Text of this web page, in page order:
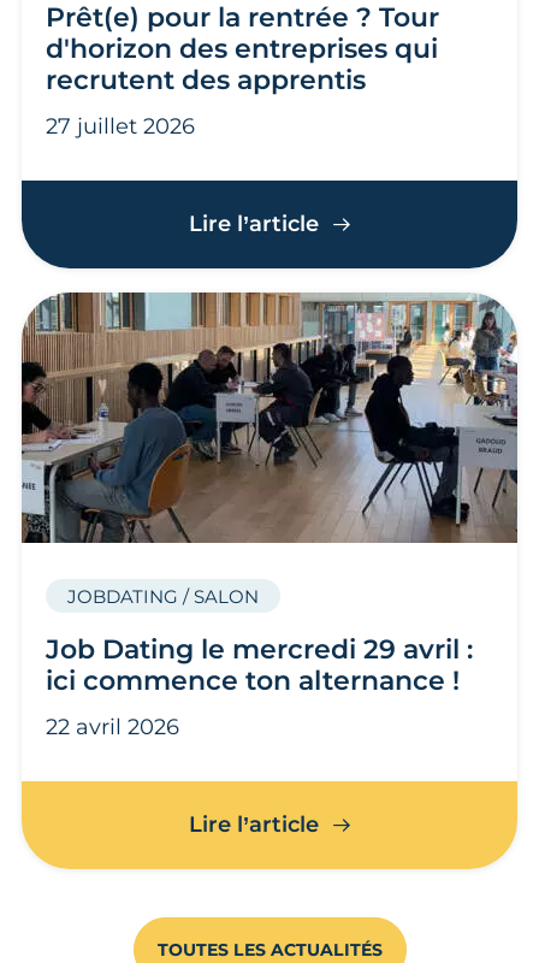
Prêt(e) pour la rentrée ? Tour
d'horizon des entreprises qui
recrutent des apprentis
27 juillet 2026
Lire l’articlePrêt(e) pour la
Job Dating le mercredi 29 avril :
ici commence ton alternance !
JOBDATING / SALON
22 avril 2026
Lire l’articleJob Dating le
TOUTES LES ACTUALITÉS